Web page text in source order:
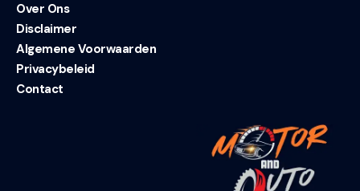
Over Ons
Disclaimer
Algemene Voorwaarden
Privacybeleid
Contact